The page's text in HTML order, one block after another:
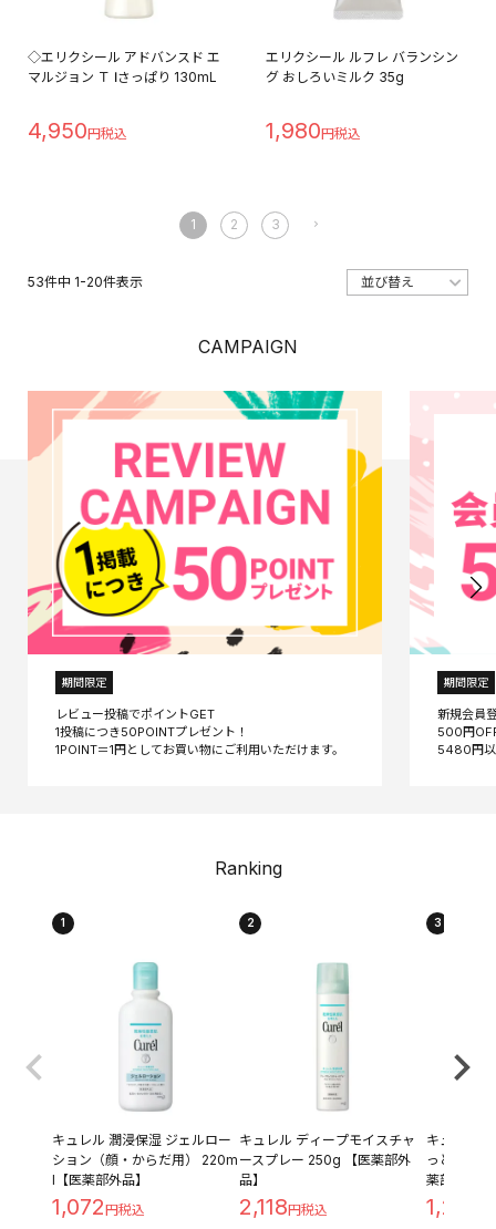
◇エリクシール アドバンスド エ
マルジョン Ｔ Ⅰさっぱり 130mL
4,950
エリクシール ルフレ バランシン
グ おしろいミルク 35g
1,980
53件中 1-20件表示
1 2 3
CAMPAIGN
期間限定
レビュー投稿でポイントGET
1投稿につき50POINTプレゼント！
期間限定
新規会員
500円
Ranking
1
キュレル 潤浸保湿 ジェルロー
ション（顔・からだ用） 220m
l【医薬部外品】
1,072
2
キュレル ディープモイスチャ
ースプレー 250g 【医薬部外
品】
2,118
3
キュレル
っとり つ
薬部外品】
1,209